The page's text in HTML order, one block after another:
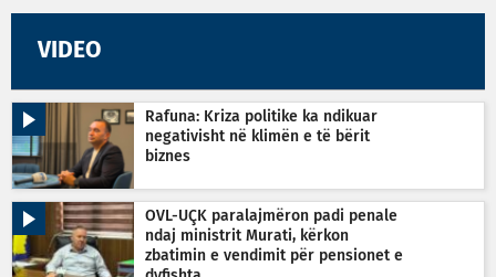
VIDEO
Rafuna: Kriza politike ka ndikuar
negativisht në klimën e të bërit
biznes
OVL-UÇK paralajmëron padi penale
ndaj ministrit Murati, kërkon
zbatimin e vendimit për pensionet e